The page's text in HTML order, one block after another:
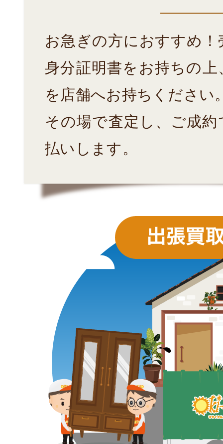
お急ぎの方におすすめ！
身分証明書をお持ちの
を店舗へお持ちください
その場で査定し、ご成
払いします。